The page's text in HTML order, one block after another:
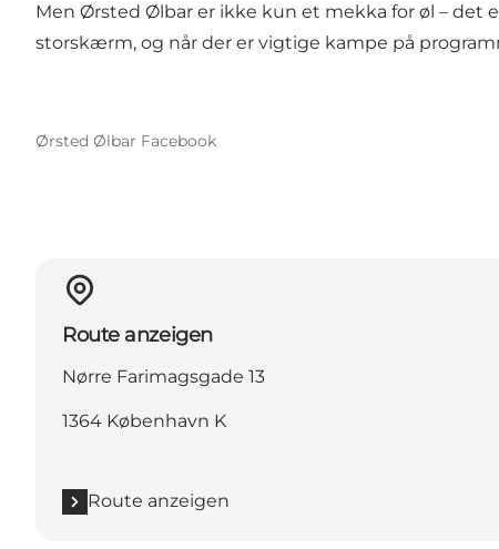
Men Ørsted Ølbar er ikke kun et mekka for øl – det
storskærm, og når der er vigtige kampe på
Ørsted Ølbar Facebook
Route anzeigen
Nørre Farimagsgade 13
1364 København K
Route anzeigen